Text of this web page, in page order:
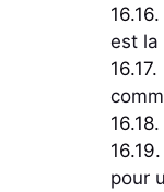
est la
pour